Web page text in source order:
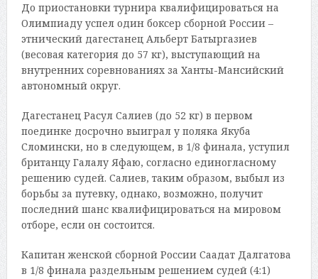
До приостановки турнира квалифицироваться на
Олимпиаду успел один боксер сборной России –
этнический дагестанец Альберт Батыргазиев
(весовая категория до 57 кг), выступающий на
внутренних соревнованиях за Ханты-Мансийский
автономный округ.
Дагестанец Расул Салиев (до 52 кг) в первом
поединке досрочно выиграл у поляка Якуба
Сломински, но в следующем, в 1/8 финала, уступил
британцу Галалу Яфаю, согласно единогласному
решению судей. Салиев, таким образом, выбыл из
борьбы за путевку, однако, возможно, получит
последний шанс квалифицироваться на мировом
отборе, если он состоится.
Капитан женской сборной России Саадат Далгатова
в 1/8 финала раздельным решением судей (4:1)